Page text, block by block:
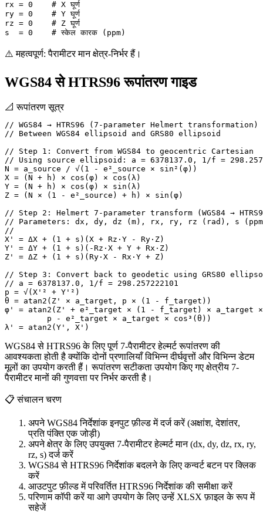
rx = 0    # X घूर्ण
ry = 0    # Y घूर्ण
rz = 0    # Z घूर्ण
s  = 0    # स्केल कारक (ppm)
⚠️ महत्‍वपूर्ण: पैरामीटर मान क्षेत्र-निर्भर हैं।
WGS84 से HTRS96 रूपांतरण गाइड
📐 रूपांतरण सूत्र
// WGS84 → HTRS96 (7-parameter Helmert transformation)
// Between WGS84 ellipsoid and GRS80 ellipsoid
// Step 1: Convert from WGS84 to geocentric Cartesian
// Using source ellipsoid: a = 6378137.0, 1/f =
N = a_source / √(1 - e²_source × sin²(φ))
X = (N + h) × cos(φ) × cos(λ)
Y = (N + h) × cos(φ) × sin(λ)
Z = (N × (1 - e²_source) + h) × sin(φ)
// Step 2: Helmert 7-parameter transform (WGS84 →
// Parameters: dx, dy, dz (m), rx, ry, rz (rad), s
//
X' = ΔX + (1 + s)(X + Rz·Y - Ry·Z)
Y' = ΔY + (1 + s)(-Rz·X + Y + Rx·Z)
Z' = ΔZ + (1 + s)(Ry·X - Rx·Y + Z)
// Step 3: Convert back to geodetic using GRS80
// a = 6378137.0, 1/f = 298.257222101
p = √(X'² + Y'²)
θ = atan2(Z' × a_target, p × (1 - f_target))
φ' = atan2(Z' + e²_target × (1 - f_target) × a_target
         p - e²_target × a_target × cos³(θ))
λ' = atan2(Y', X')
WGS84 से HTRS96 के लिए पूर्ण 7-पैरामीटर हेल्मर्ट रूपांतरण की
आवश्यकता होती है क्योंकि दोनों प्रणालियाँ विभिन्न दीर्घवृत्तों और विभिन्न डेटम
मूलों का उपयोग करती हैं। रूपांतरण सटीकता उपयोग किए गए क्षेत्रीय 7-
पैरामीटर मानों की गुणवत्ता पर निर्भर करती है।
📋 संचालन चरण
अपने WGS84 निर्देशांक इनपुट फ़ील्ड में दर्ज करें (अक्षांश, देशांतर,
प्रति पंक्ति एक जोड़ी)
अपने क्षेत्र के लिए उपयुक्त 7-पैरामीटर हेल्मर्ट मान (dx, dy, dz, rx, ry,
rz, s) दर्ज करें
WGS84 से HTRS96 निर्देशांक बदलने के लिए कन्वर्ट बटन पर क्लिक
करें
आउटपुट फ़ील्ड में परिवर्तित HTRS96 निर्देशांक की समीक्षा करें
परिणाम कॉपी करें या आगे उपयोग के लिए उन्हें XLSX फ़ाइल के रूप में
सहेजें